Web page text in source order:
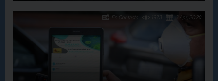
3 Apr, 2020
1973
En Contacto